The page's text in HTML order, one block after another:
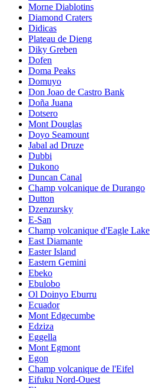
Morne Diablotins
Diamond Craters
Didicas
Plateau de Dieng
Diky Greben
Dofen
Doma Peaks
Domuyo
Don Joao de Castro Bank
Doña Juana
Dotsero
Mont Douglas
Doyo Seamount
Jabal ad Druze
Dubbi
Dukono
Duncan Canal
Champ volcanique de Durango
Dutton
Dzenzursky
E-San
Champ volcanique d'Eagle Lake
East Diamante
Easter Island
Eastern Gemini
Ebeko
Ebulobo
Ol Doinyo Eburru
Ecuador
Mont Edgecumbe
Edziza
Eggella
Mont Egmont
Egon
Champ volcanique de l'Eifel
Eifuku Nord-Ouest